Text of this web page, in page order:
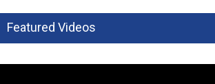
Featured Videos